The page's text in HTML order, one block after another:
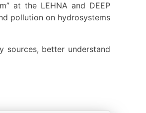
at the LEHNA and DEEP
pollution on hydrosystems
sources, better understand